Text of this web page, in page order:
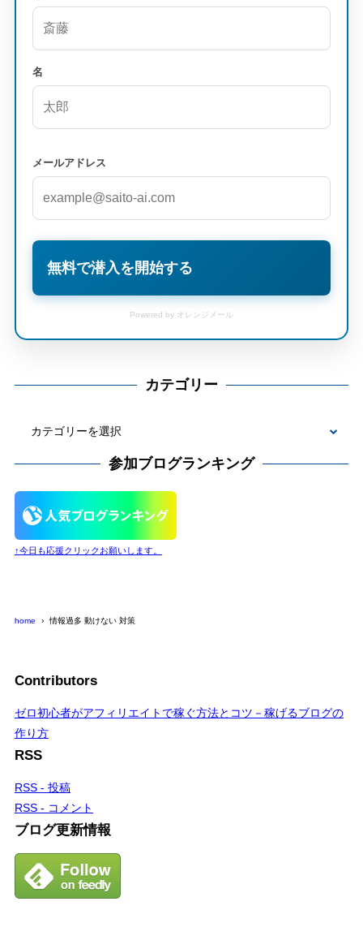
名
メールアドレス
無料で潜入を開始する
Powered by オレンジメール
カテゴリー
テ
ー
参加ブログランキング
↑今日も応援クリックお願いします。
home 情報過多 動けない 対策
Contributors
ゼロ初心者がアフィリエイトで稼ぐ方法とコツ－稼げるブログの
作り方
RSS
RSS - 投稿
RSS - コメント
ブログ更新情報